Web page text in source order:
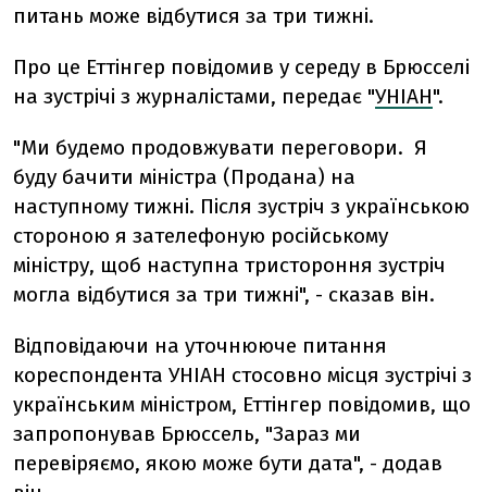
питань може відбутися за три тижні.
Про це Еттінгер повідомив у середу в Брюсселі
на зустрічі з журналістами, передає "УНІАН".
"Ми будемо продовжувати переговори. Я
буду бачити міністра (Продана) на
наступному тижні. Після зустріч з українською
стороною я зателефоную російському
міністру, щоб наступна тристороння зустріч
могла відбутися за три тижні", - сказав він.
Відповідаючи на уточнююче питання
кореспондента УНІАН стосовно місця зустрічі з
українським міністром, Еттінгер повідомив, що
запропонував Брюссель, "Зараз ми
перевіряємо, якою може бути дата", - додав